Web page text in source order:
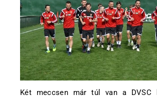
Két meccsen már túl van a DVSC